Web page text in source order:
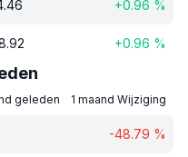
+0.96 %
+0.96 %
geleden 1 maand Wijziging
-48.79 %